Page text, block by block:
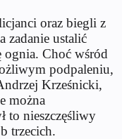
oraz biegli z
zadanie ustalić
ognia. Choć wśród
podpaleniu,
Krześnicki,
można
to nieszczęśliwy
trzecich.